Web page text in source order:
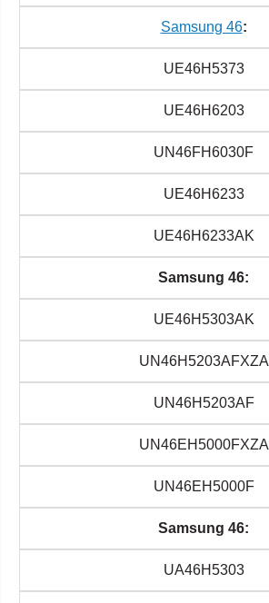
Samsung 46:
UE46H5373
UE46H6203
UN46FH6030F
UE46H6233
UE46H6233AK
Samsung 46:
UE46H5303AK
UN46H5203AFXZA
UN46H5203AF
UN46EH5000FXZA
UN46EH5000F
Samsung 46:
UA46H5303